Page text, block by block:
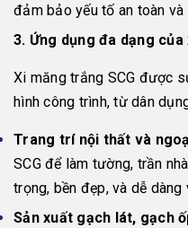
đảm bảo yếu tố an toàn
3. Ứng dụng đa dạng
Xi măng trắng SCG được
hình công trình, từ dân
Trang trí nội thất và
SCG để làm tường, trần
trọng, bền đẹp, và dễ dàng
Sản xuất gạch lát, gạch